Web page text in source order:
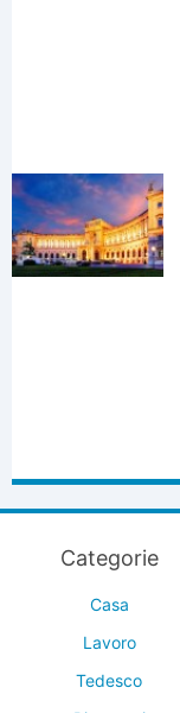
Categorie
Casa
Lavoro
Tedesco